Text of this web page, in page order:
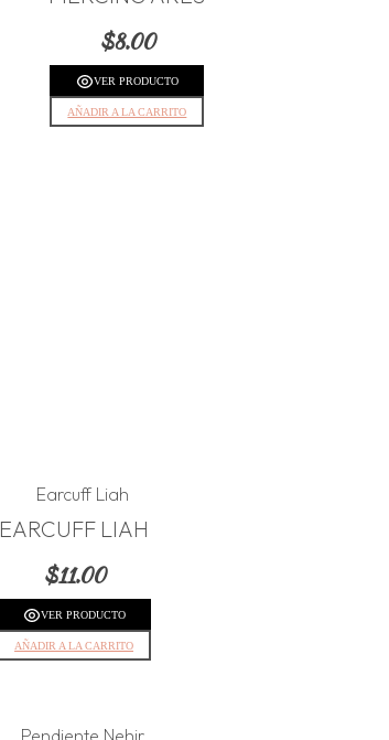
$8.00
VER PRODUCTO
AÑADIR A LA CARRITO
EARCUFF LIAH
$11.00
VER PRODUCTO
AÑADIR A LA CARRITO